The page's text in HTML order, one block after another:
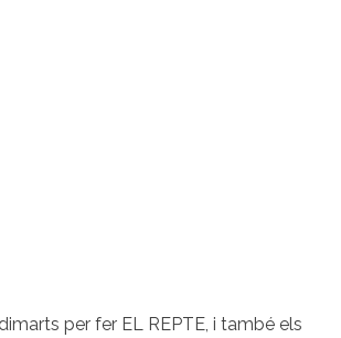
per fer EL REPTE, i també els